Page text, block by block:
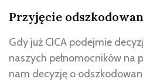
Przyjęcie
Gdy już CICA podejmie
naszych pełnomocników na
nam decyzję o